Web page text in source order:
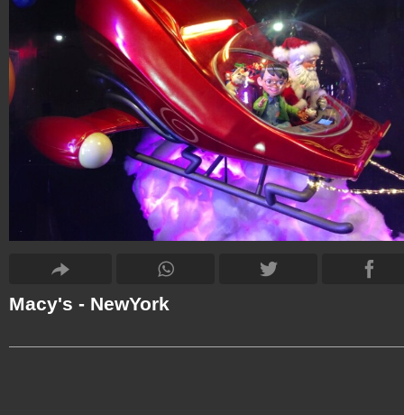
Macy's - NewYork